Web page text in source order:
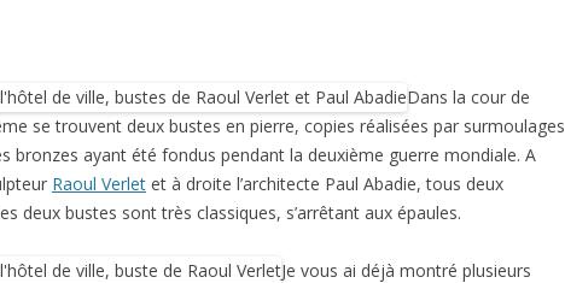
Dans la cour de
se trouvent deux bustes en pierre, copies réalisées par surmoulages
bronzes ayant été fondus pendant la deuxième guerre mondiale. A
Raoul Verlet et à droite l’architecte Paul Abadie, tous deux
deux bustes sont très classiques, s’arrêtant aux épaules.
Je vous ai déjà montré plusieurs